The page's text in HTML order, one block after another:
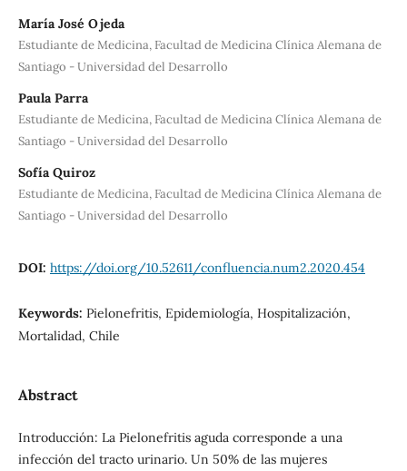
María José Ojeda
Estudiante de Medicina, Facultad de Medicina Clínica Alemana de
Santiago - Universidad del Desarrollo
Paula Parra
Estudiante de Medicina, Facultad de Medicina Clínica Alemana de
Santiago - Universidad del Desarrollo
Sofía Quiroz
Estudiante de Medicina, Facultad de Medicina Clínica Alemana de
Santiago - Universidad del Desarrollo
DOI: https://doi.org/10.52611/confluencia.num2.2020.454
Keywords: Pielonefritis, Epidemiología, Hospitalización,
Mortalidad, Chile
Abstract
Introducción: La Pielonefritis aguda corresponde a una
infección del tracto urinario. Un 50% de las mujeres